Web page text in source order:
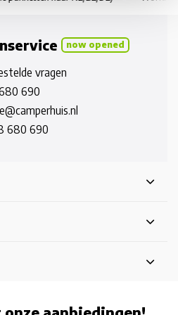
now opened
vragen
690
680 690